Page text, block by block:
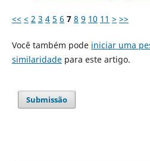
<< < 2 3 4 5 6 7 8 9 10 11 > >>
Você também pode iniciar uma
similaridadepara este artigo.
Submissão